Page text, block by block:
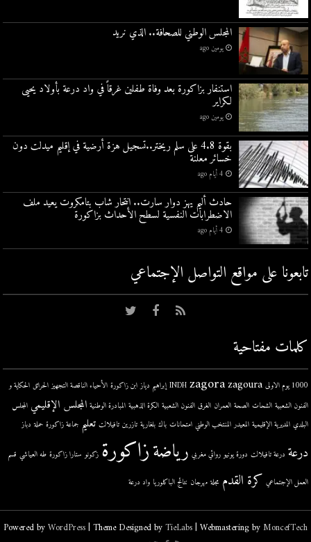
المجلس الوطني للصحافة.. الذي نريد
يومين ago
استنفار بزاكورة بعد وفاة طفلين غرقاً في واد درعة بأولاد يحيى
لكراير
يومين ago
بقوة 4.8 على سلم ريختر..تسجيل هزة أرضية في إقليم ميدلت دون
خسائر معلنة
4 أيام ago
حادث أليم يهز دوار سارت.. انتحار شاب بتامكروت يعيد ملف
الاضطرابات النفسية لسطح الأحداث بزاكورة
4 أيام ago
تابعونا على مواقع التواصل اﻹجتماعي
كلمات مفتاحية
1000 يوم الاولى INDH zagora zagoura إبراهيم دياز ابن زاكورة الأحياء الناقصة التجهيز الحرائق الحكاية و
الفنون الشعبية الشحات الصحة العمران الغرق الفنون الشعبية الكرة الذهبية المبادرة الوطنية المجلس الإقليمي المجلس
البلدي المديرية الإقليمية المعيدر المنتخب الوطني امتحانات باك بلغارية تازرين تافيلالت تعليم جماعة زاكورة حملة دباز
درعة درعة تافيلالت دورة يونيو روائي مغربي رياضةزاكورة زكونو ستارا زاكورة طه العياشي قسم
العمل الإجتماعي كرة القدم مجلة مهرجان نتائج الباكلوريا واد درعة
Powered byWordPress| Theme Designed byTieLabs| Webmastering byMoncefTech